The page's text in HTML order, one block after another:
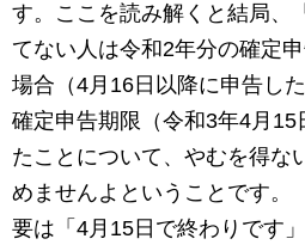
す。ここを読み解くと結局、
てない人は令和2年分の確定
場合（4月16日以降に申告し
確定申告期限（令和3年4月15
たことについて、やむを得な
めませんよということです。
要は「4月15日で終わりです